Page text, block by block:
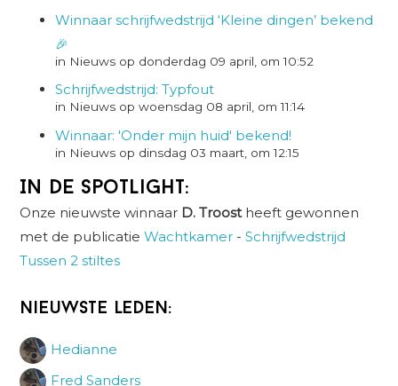
Winnaar schrijfwedstrijd ‘Kleine dingen’ bekend
🎉
in Nieuws op donderdag 09 april, om 10:52
Schrijfwedstrijd: Typfout
in Nieuws op woensdag 08 april, om 11:14
Winnaar: 'Onder mijn huid' bekend!
in Nieuws op dinsdag 03 maart, om 12:15
In de spotlight:
Onze nieuwste winnaar D. Troost heeft gewonnen
met de publicatieWachtkamer -Schrijfwedstrijd
Tussen 2 stiltes
Nieuwste leden:
Hedianne
Fred Sanders